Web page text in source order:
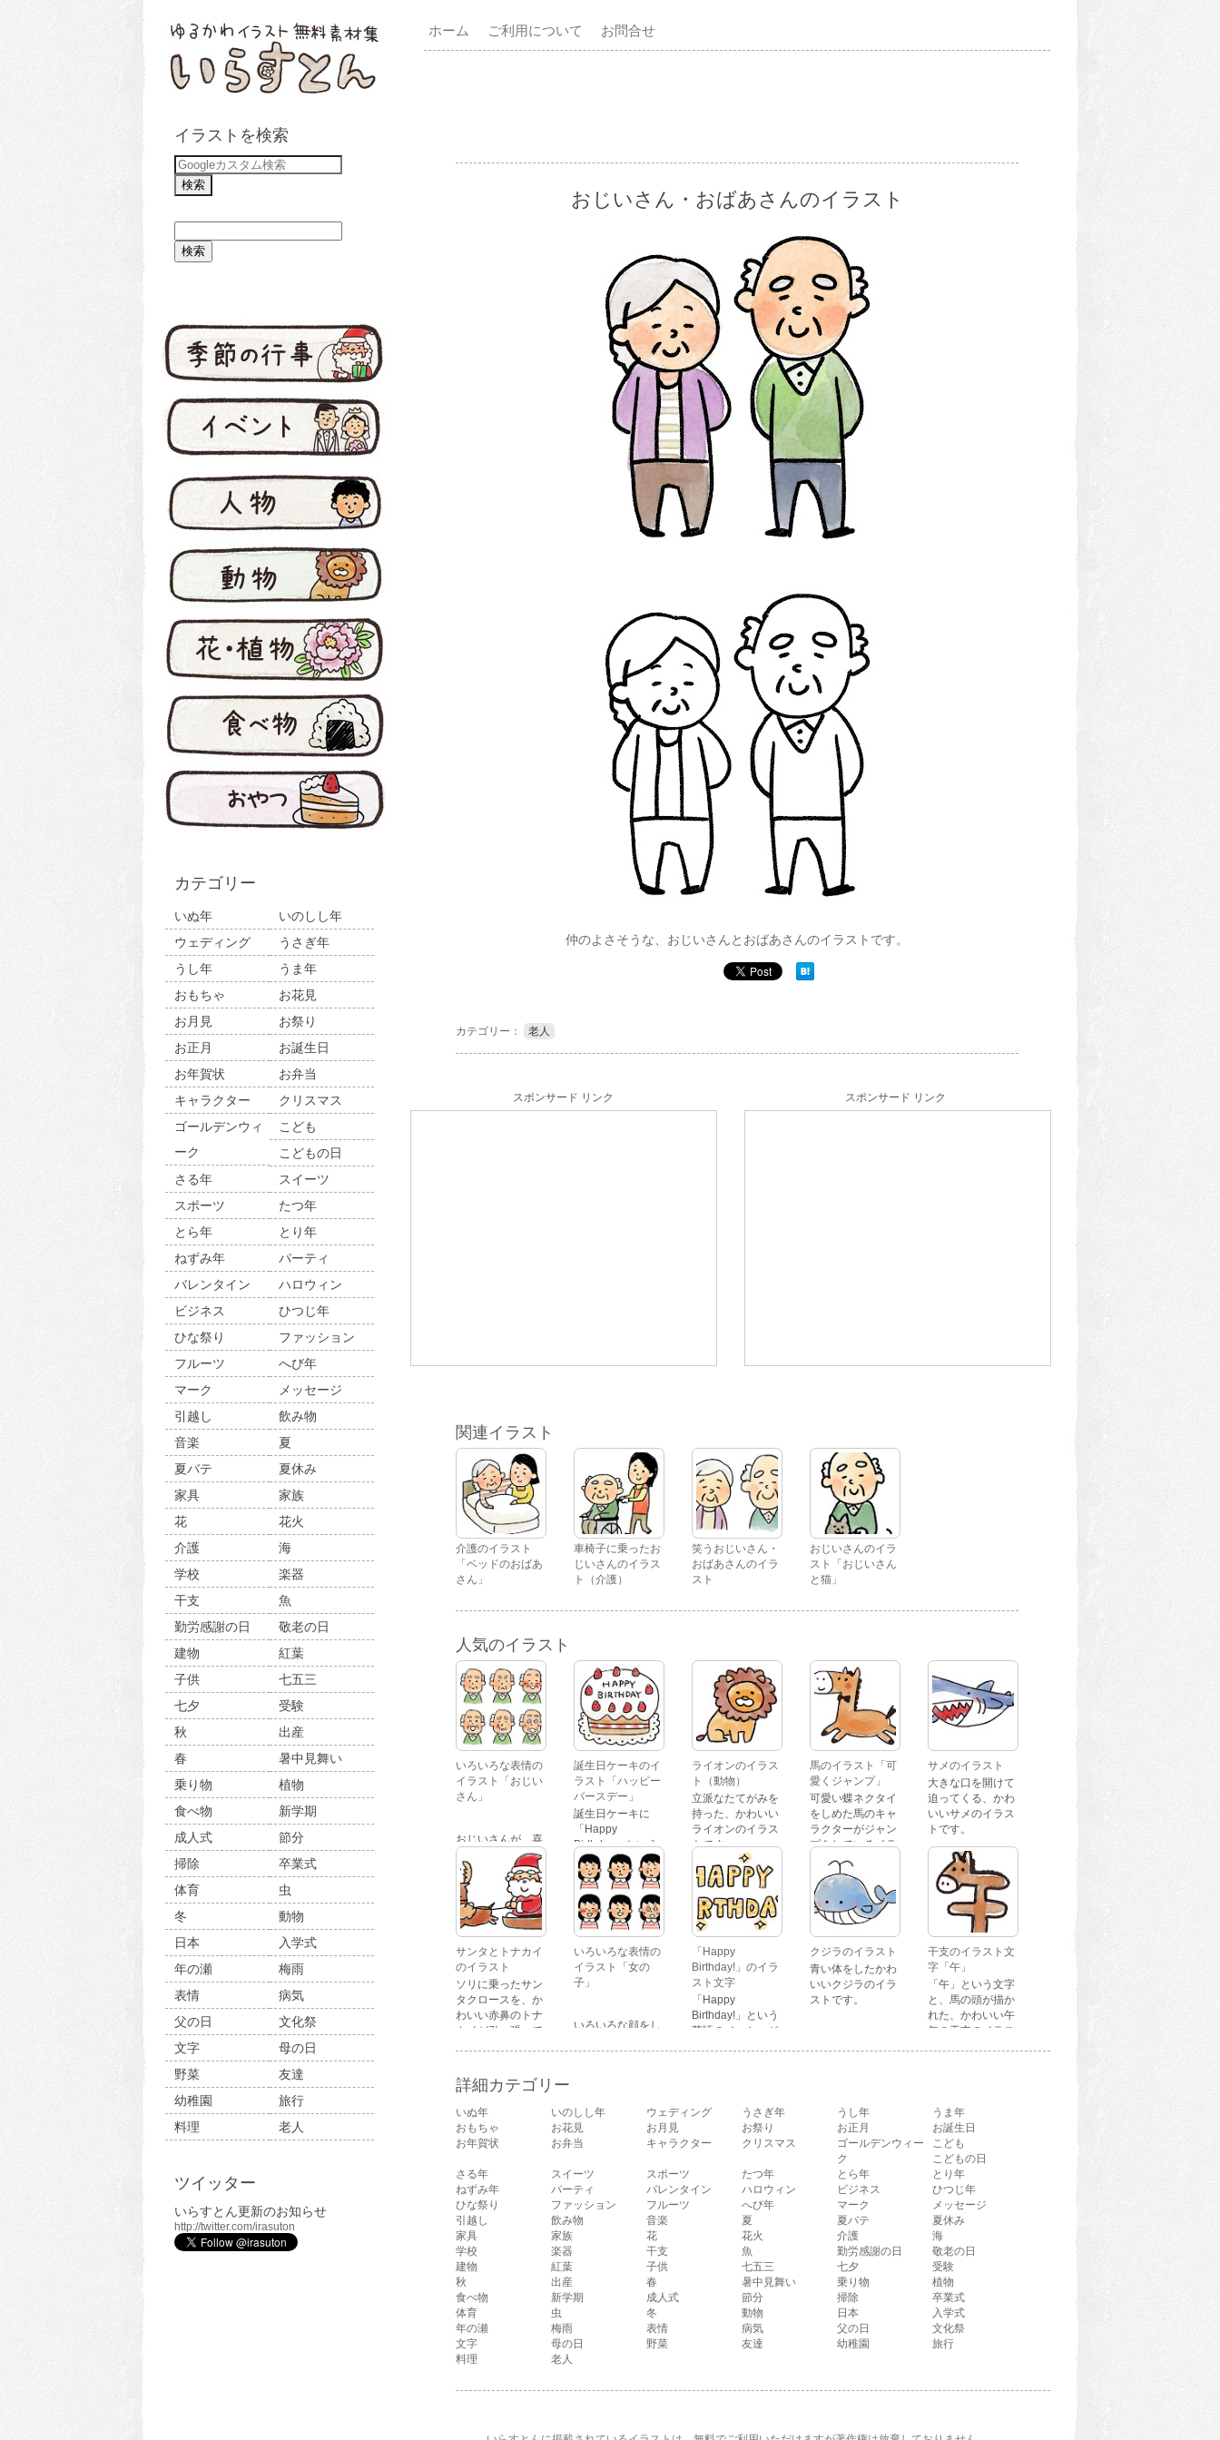
イラストを検索
カテゴリー
いぬ年
いのしし年
ウェディング
うさぎ年
うし年
うま年
おもちゃ
お花見
お月見
お祭り
お正月
お誕生日
お年賀状
お弁当
キャラクター
クリスマス
ゴールデンウィ
ーク
こども
こどもの日
さる年
スイーツ
スポーツ
たつ年
とら年
とり年
ねずみ年
パーティ
バレンタイン
ハロウィン
ビジネス
ひつじ年
ひな祭り
ファッション
フルーツ
へび年
マーク
メッセージ
引越し
飲み物
音楽
夏
夏バテ
夏休み
家具
家族
花
花火
介護
海
学校
楽器
干支
魚
勤労感謝の日
敬老の日
建物
紅葉
子供
七五三
七夕
受験
秋
出産
春
暑中見舞い
乗り物
植物
食べ物
新学期
成人式
節分
掃除
卒業式
体育
虫
冬
動物
日本
入学式
年の瀬
梅雨
表情
病気
父の日
文化祭
文字
母の日
野菜
友達
幼稚園
旅行
料理
老人
ツイッター
いらすとん更新のお知らせ
http://twitter.com/irasuton
ホーム ご利用について お問合せ
おじいさん・おばあさんのイラスト
仲のよさそうな、おじいさんとおばあさんのイラストです。
カテゴリー： 老人
スポンサード リンク スポンサード リンク
関連イラスト
介護のイラスト
「ベッドのおばあ
さん」
車椅子に乗ったお
じいさんのイラス
ト（介護）
笑うおじいさん・
おばあさんのイラ
スト
おじいさんのイラ
スト「おじいさん
と猫」
人気のイラスト
いろいろな表情の
イラスト「おじい
さん」
おじいさんが、喜
怒哀楽たくさんの
表情をしているイ
ラストです。 通常
の顔・怒っている
顔・泣いている
顔・照れている
顔・笑っている
顔・驚いている
顔・困っている顔
があります。
誕生日ケーキのイ
ラスト「ハッピー
バースデー」
誕生日ケーキに
「Happy
Birthday」という
文字が描かれた、
かわいい苺のケー
キのイラストで
す。
ライオンのイラス
ト（動物）
立派なたてがみを
持った、かわいい
ライオンのイラス
トです。
馬のイラスト「可
愛くジャンプ」
可愛い蝶ネクタイ
をしめた馬のキャ
ラクターがジャン
プをしているイラ
ストです。
サメのイラスト
大きな口を開けて
迫ってくる、かわ
いいサメのイラス
トです。
サンタとトナカイ
のイラスト
ソリに乗ったサン
タクロースを、か
わいい赤鼻のトナ
カイが引っ張って
いろいろな表情の
イラスト「女の
子」
いろいろな顔をし
いる顔・笑ってい
る顔・驚いている
顔・困っている顔
「Happy
Birthday!」のイラ
スト文字
「Happy
Birthday!」という
英語のメッセージ
クジラのイラスト
青い体をしたかわ
いいクジラのイラ
ストです。
干支のイラスト文
字「午」
「午」という文字
と、馬の頭が描か
れた、かわいい午
年の干支のイラス
詳細カテゴリー
いぬ年 いのしし年 ウェディング うさぎ年 うし年
うま年
おもちゃ
お花見 お月見 お祭り お正月
お誕生日
お年賀状
お弁当 キャラクター クリスマス
ゴールデンウィー
ク
こども
こどもの日
さる年
スイーツ スポーツ たつ年 とら年
とり年
ねずみ年
パーティ バレンタイン ハロウィン ビジネス
ひつじ年
ひな祭り
ファッション フルーツ へび年 マーク
メッセージ
引越し
飲み物 音楽 夏 夏バテ
夏休み
家具
家族 花 花火 介護
海
学校
楽器 干支 魚 勤労感謝の日
敬老の日
建物
紅葉 子供 七五三 七夕
受験
秋
出産 春 暑中見舞い 乗り物
植物
食べ物
新学期 成人式 節分 掃除
卒業式
体育
虫 冬 動物 日本
入学式
年の瀬
梅雨 表情 病気 父の日
文化祭
文字
母の日 野菜 友達 幼稚園
旅行
料理
老人